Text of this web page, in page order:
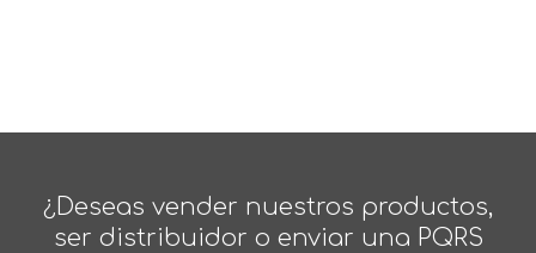
¿Deseas vender nuestros productos,
ser distribuidor o enviar una PQRS